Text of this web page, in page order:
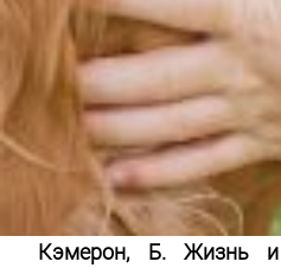
Кэмерон, Б. Жизнь